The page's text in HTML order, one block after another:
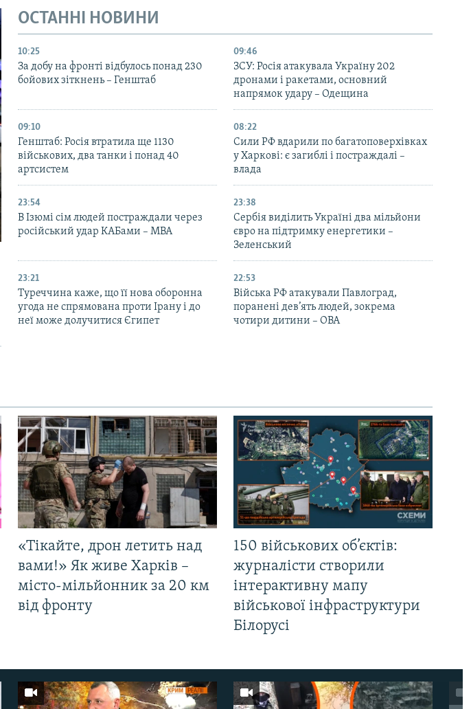
ОСТАННІ НОВИНИ
10:25
За добу на фронті відбулось понад 230
бойових зіткнень – Генштаб
09:46
ЗСУ: Росія атакувала Україну 202
дронами і ракетами, основний
напрямок удару – Одещина
09:10
Генштаб: Росія втратила ще 1130
військових, два танки і понад 40
артсистем
08:22
Сили РФ вдарили по багатоповерхівках
у Харкові: є загиблі і постраждалі –
влада
23:54
В Ізюмі сім людей постраждали через
російський удар КАБами – МВА
23:38
Сербія виділить Україні два мільйони
євро на підтримку енергетики –
Зеленський
23:21
Туреччина каже, що її нова оборонна
угода не спрямована проти Ірану і до
неї може долучитися Єгипет
22:53
Війська РФ атакували Павлоград,
поранені дев’ять людей, зокрема
чотири дитини – ОВА
«Тікайте, дрон летить над
вами!» Як живе Харків –
місто-мільйонник за 20 км
від фронту
150 військових об’єктів:
журналісти створили
інтерактивну мапу
військової інфраструктури
Білорусі